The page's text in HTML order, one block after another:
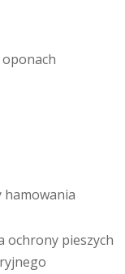
oponach
hamowania
ochrony pieszych
ryjnego